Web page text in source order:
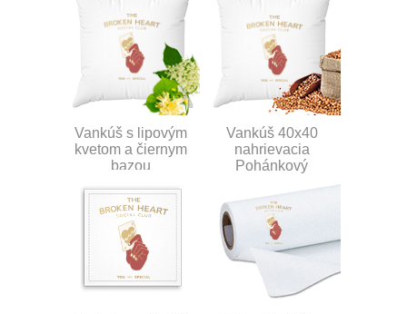
Vankúš s lipovým
kvetom a čiernym
bazou
Vankúš 40x40
nahrievacia
Pohánkový